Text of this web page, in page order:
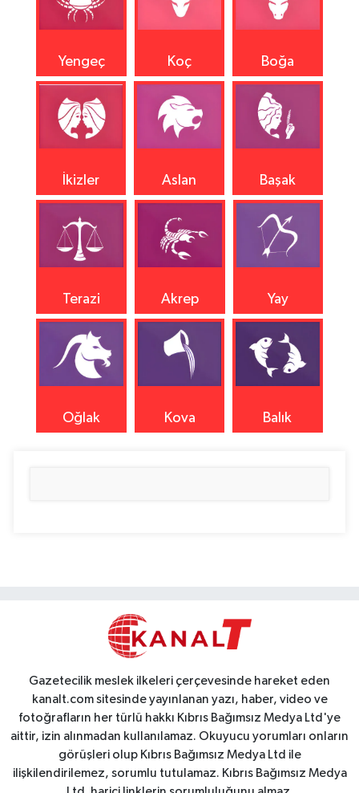
Yengeç Koç Boğa
İkizler Aslan Başak
Terazi Akrep Yay
Oğlak Kova Balık
Gazetecilik meslek ilkeleri çerçevesinde hareket eden
kanalt.com sitesinde yayınlanan yazı, haber, video ve
fotoğrafların her türlü hakkı Kıbrıs Bağımsız Medya Ltd'ye
aittir, izin alınmadan kullanılamaz. Okuyucu yorumları onların
görüşleri olup Kıbrıs Bağımsız Medya Ltd ile
ilişkilendirilemez, sorumlu tutulamaz. Kıbrıs Bağımsız Medya